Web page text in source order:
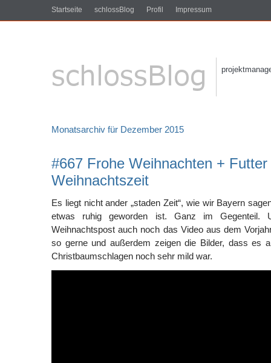
Startseite schlossBlog Profil Impressum
Monatsarchiv für Dezember 2015
#667 Frohe Weihnachten +
Weihnachtszeit
Es liegt nicht ander „staden Zeit“, wie wir Bayern
etwas ruhig geworden ist. Ganz im Gegenteil.
Weihnachtspost auch noch das Video aus dem
so gerne und außerdem zeigen die Bilder, dass es
Christbaumschlagen noch sehr mild war.